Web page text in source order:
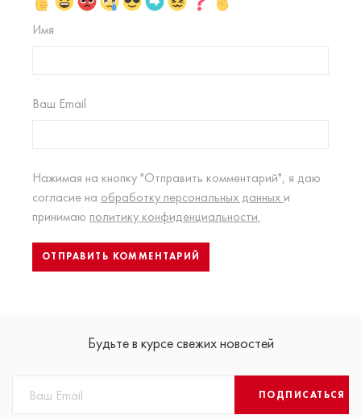
Имя
Ваш Email
Нажимая на кнопку "Отправить комментарий", я даю
согласие на обработку персональных данных и
принимаю политику конфиденциальности.
Будьте в курсе свежих новостей
ПОДПИСАТЬСЯ